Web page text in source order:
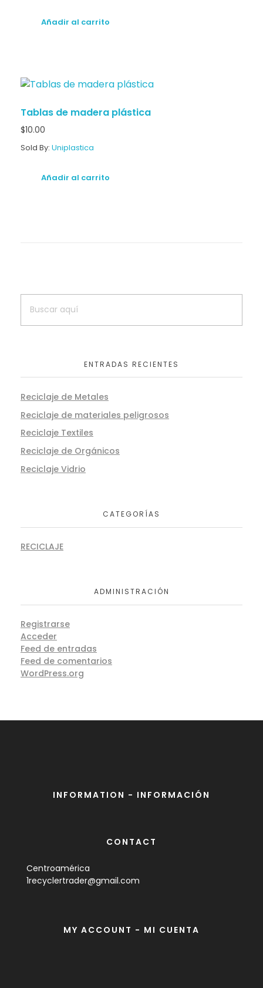
Añadir al carrito
Tablas de madera plástica
$10.00
Sold By: Uniplastica
Añadir al carrito
ENTRADAS RECIENTES
Reciclaje de Metales
Reciclaje de materiales peligrosos
Reciclaje Textiles
Reciclaje de Orgánicos
Reciclaje Vidrio
CATEGORÍAS
RECICLAJE
ADMINISTRACIÓN
Registrarse
Acceder
Feed de entradas
Feed de comentarios
WordPress.org
INFORMATION - INFORMACIÓN
CONTACT
Centroamérica
1recyclertrader@gmail.com
MY ACCOUNT - MI CUENTA